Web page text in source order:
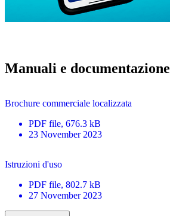
Manuali e documentazione
Brochure commerciale localizzata
PDF file, 676.3 kB
23 November 2023
Istruzioni d'uso
PDF file, 802.7 kB
27 November 2023